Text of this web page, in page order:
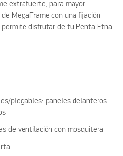
extrafuerte, para mayor
MegaFrame con una fijación
disfrutar de tu Penta Etna
plegables: paneles delanteros
de ventilación con mosquitera